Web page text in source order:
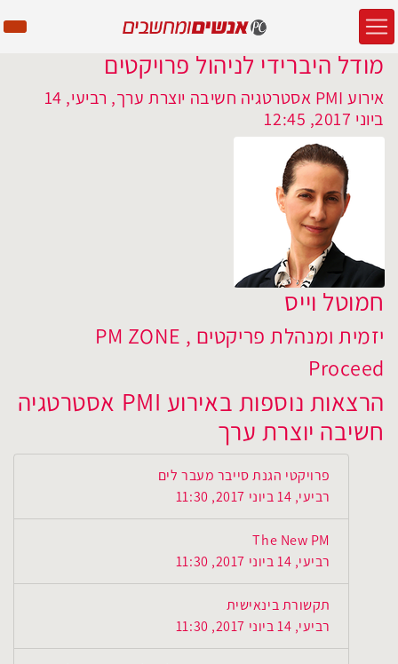
מודל היברידי לניהול פרויקטים
אירוע PMI אסטרטגיה חשיבה יוצרת ערך, רביעי, 14
ביוני 2017, 12:45
חמוטל וייס
יזמית ומנהלת פריקטים , PM ZONE
Proceed
הרצאות נוספות באירוע PMI אסטרטגיה
חשיבה יוצרת ערך
פרויקטי הגנת סייבר מעבר לים
רביעי, 14 ביוני 2017, 11:30
The New PM
רביעי, 14 ביוני 2017, 11:30
תקשורת בינאישית
רביעי, 14 ביוני 2017, 11:30